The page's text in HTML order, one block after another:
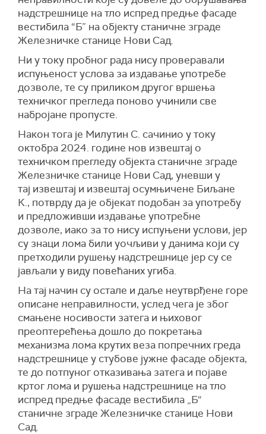
надстрешнице на тло испред предње фасаде
вестибила “Б” на објекту станичне зграде
Железничке станице Нови Сад.
Ни у току пробног рада нису проверавали
испуњеност услова за издавање употребе
дозволе, те су приликом другог вршења
техничког прегледа поново учинили све
набројане пропусте.
Након тога је Милутин С. сачинио у току
октобра 2024. године нов извештај о
техничком прегледу објекта станичне зграде
Железничке станице Нови Сад, уневши у
тај извештај и извештај осумњичене Биљане
К., потврду да је објекат подобан за употребу
и предложивши издавање употребне
дозволе, иако за то нису испуњени услови, јер
су знаци лома били уочљиви у данима који су
претходили рушењу надстрешнице јер су се
јављали у виду повећаних угиба.
На тај начин су остале и даље неутврђене горе
описане неправилности, услед чега је због
смањене носивости затега и њиховог
преоптерећења дошло до покретања
механизма лома крутих веза попречних греда
надстрешнице у стубове јужне фасаде објекта,
те до потпуног отказивања затега и појаве
кртог лома и рушења надстрешнице на тло
испред предње фасаде вестибила „Б“
станичне зграде Железничке станице Нови
Сад.